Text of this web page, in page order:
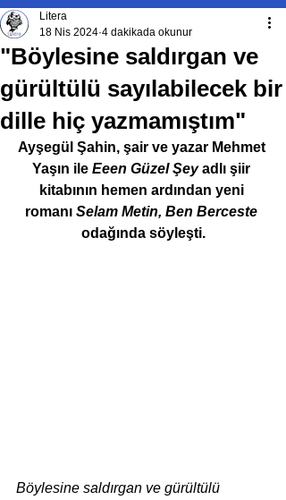
"Böylesine saldırgan ve
gürültülü sayılabilecek bir
dille hiç yazmamıştım"
Litera
18 Nis 2024 4 dakikada okunur
Ayşegül Şahin, şair ve yazar Mehmet
Yaşın ile Eeen Güzel Şey adlı şiir
kitabının hemen ardından yeni
romanı Selam Metin, Ben Berceste
odağında söyleşti.
Böylesine saldırgan ve gürültülü